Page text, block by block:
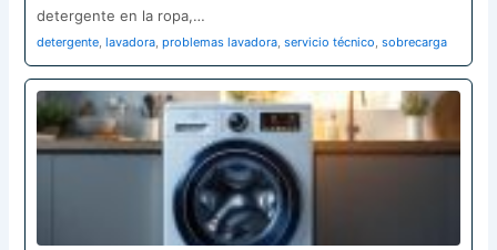
detergente en la ropa,…
detergente,lavadora,problemas lavadora,servicio técnico,sobrecarga